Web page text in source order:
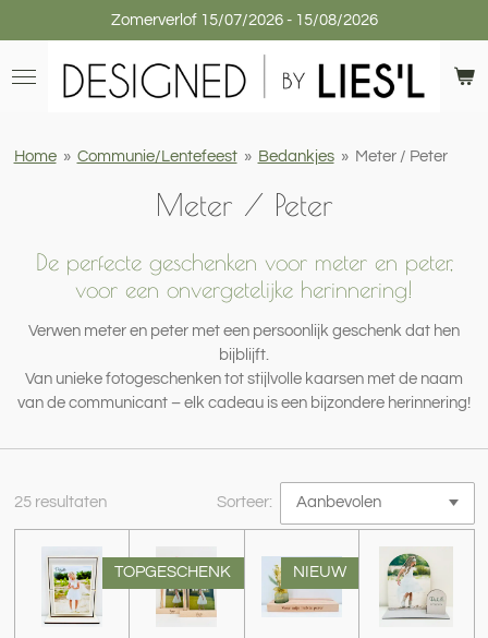
direct
naar
Zomerverlof 15/07/2026 - 15/08/2026
Home » Communie/Lentefeest » Bedankjes » Meter / Peter
Meter / Peter
De perfecte geschenken voor meter en peter,
voor een onvergetelijke herinnering!
Verwen meter en peter met een persoonlijk geschenk dat hen
bijblijft.
Van unieke fotogeschenken tot stijlvolle kaarsen met de naam
van de communicant – elk cadeau is een bijzondere herinnering!
25 resultaten Sorteer:
TOPGESCHENK NIEUW